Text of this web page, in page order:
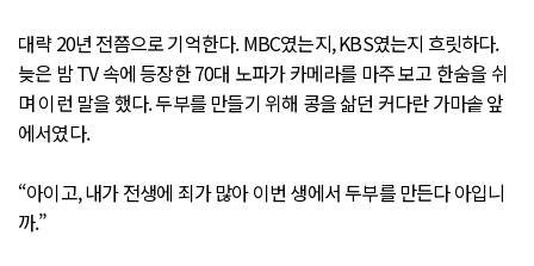
대략 20년 전쯤으로 기억한다. MBC였는지, KBS였는지 흐릿하다.
늦은 밤 TV 속에 등장한 70대 노파가 카메라를 마주 보고 한숨을 쉬
며 이런 말을 했다. 두부를 만들기 위해 콩을 삶던 커다란 가마솥 앞
에서였다.
“아이고, 내가 전생에 죄가 많아 이번 생에서 두부를 만든다 아입니
까.”